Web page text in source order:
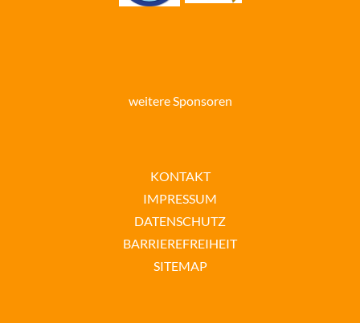
weitere Sponsoren
KONTAKT
IMPRESSUM
DATENSCHUTZ
BARRIEREFREIHEIT
SITEMAP